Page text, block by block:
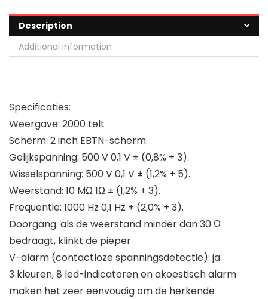
Description
Additional information
Specificaties:
Weergave: 2000 telt
Scherm: 2 inch EBTN-scherm.
Gelijkspanning: 500 V 0,1 V ± (0,8% + 3).
Wisselspanning: 500 V 0,1 V ± (1,2% + 5).
Weerstand: 10 MΩ 1Ω ± (1,2% + 3).
Frequentie: 1000 Hz 0,1 Hz ± (2,0% + 3).
Doorgang: als de weerstand minder dan 30 Ω
bedraagt, klinkt de pieper
V-alarm (contactloze spanningsdetectie): ja.
3 kleuren, 8 led-indicatoren en akoestisch alarm
maken het zeer eenvoudig om de herkende